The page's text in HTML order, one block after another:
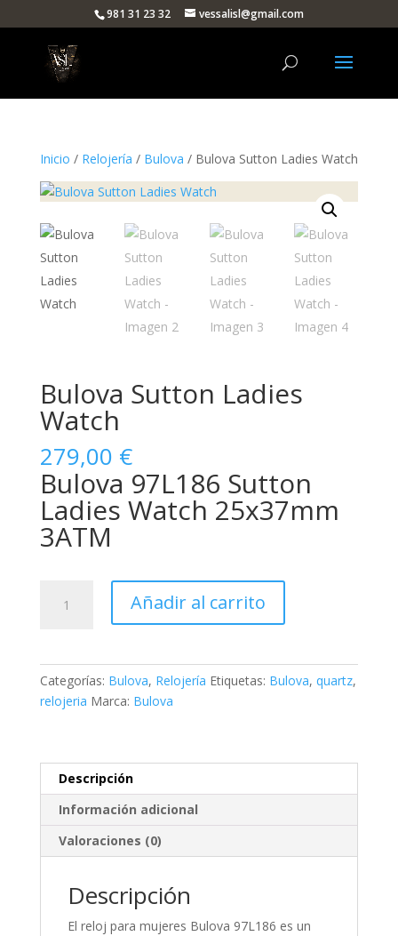
981 31 23 32 vessalisl@gmail.com
Inicio / Relojería / Bulova / Bulova Sutton Ladies Watch
Bulova Sutton Ladies
Watch
279,00 €
Bulova 97L186 Sutton
Ladies Watch 25x37mm
3ATM
Sutton
Añadir al carrito
Categorías: Bulova, Relojería Etiquetas: Bulova, quartz,
relojeria Marca: Bulova
Descripción
Información adicional
Valoraciones (0)
Descripción
El reloj para mujeres Bulova 97L186 es un